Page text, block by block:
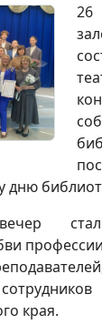
26
дню
края.